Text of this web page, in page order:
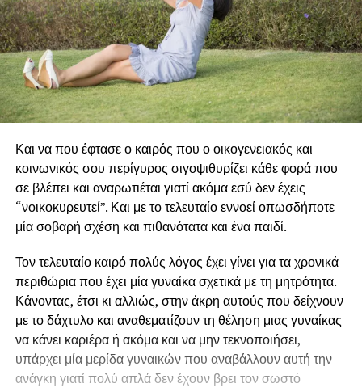
Και να που έφτασε ο καιρός που ο οικογενειακός και
κοινωνικός σου περίγυρος σιγοψιθυρίζει κάθε φορά που
σε βλέπει και αναρωτιέται γιατί ακόμα εσύ δεν έχεις
“νοικοκυρευτεί”. Και με το τελευταίο εννοεί οπωσδήποτε
μία σοβαρή σχέση και πιθανότατα και ένα παιδί.
Τον τελευταίο καιρό πολύς λόγος έχει γίνει για τα χρονικά
περιθώρια που έχει μία γυναίκα σχετικά με τη μητρότητα.
Κάνοντας, έτσι κι αλλιώς, στην άκρη αυτούς που δείχνουν
με το δάχτυλο και αναθεματίζουν τη θέληση μιας γυναίκας
να κάνει καριέρα ή ακόμα και να μην τεκνοποιήσει,
υπάρχει μία μερίδα γυναικών που αναβάλλουν αυτή την
ανάγκη γιατί πολύ απλά δεν έχουν βρει τον σωστό